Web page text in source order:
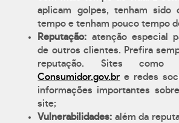
aplicam golpes, tenham sido
tempo e tenham pouco tempo
Reputação: atenção especial
de outros clientes. Prefira
reputação. Sites como
Consumidor.gov.br e redes
informações importantes
site;
Vulnerabilidades: além da